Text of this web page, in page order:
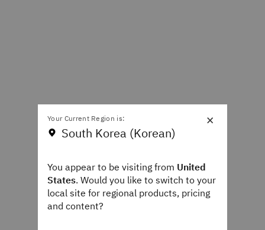
×
Your Current Region is:
South Korea (Korean)
You appear to be visiting from United
States. Would you like to switch to your
local site for regional products, pricing
and content?